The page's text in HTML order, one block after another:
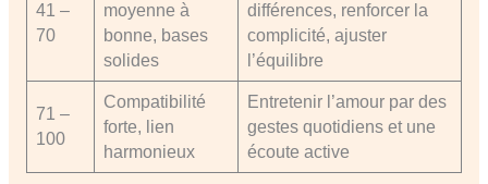
41 –
70
moyenne à
bonne, bases
solides
différences, renforcer la
complicité, ajuster
l’équilibre
71 –
100
Compatibilité
forte, lien
harmonieux
Entretenir l’amour par des
gestes quotidiens et une
écoute active